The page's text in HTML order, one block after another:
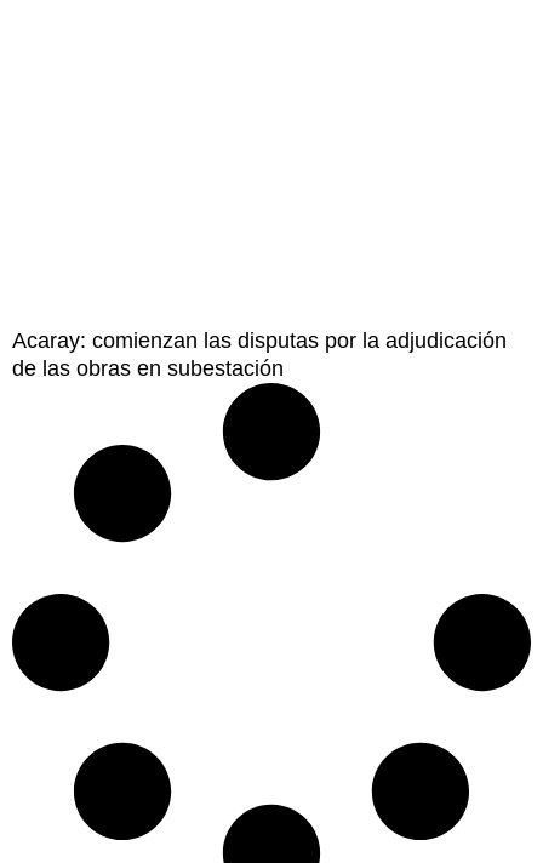
Acaray: comienzan las disputas por la adjudicación
de las obras en subestación